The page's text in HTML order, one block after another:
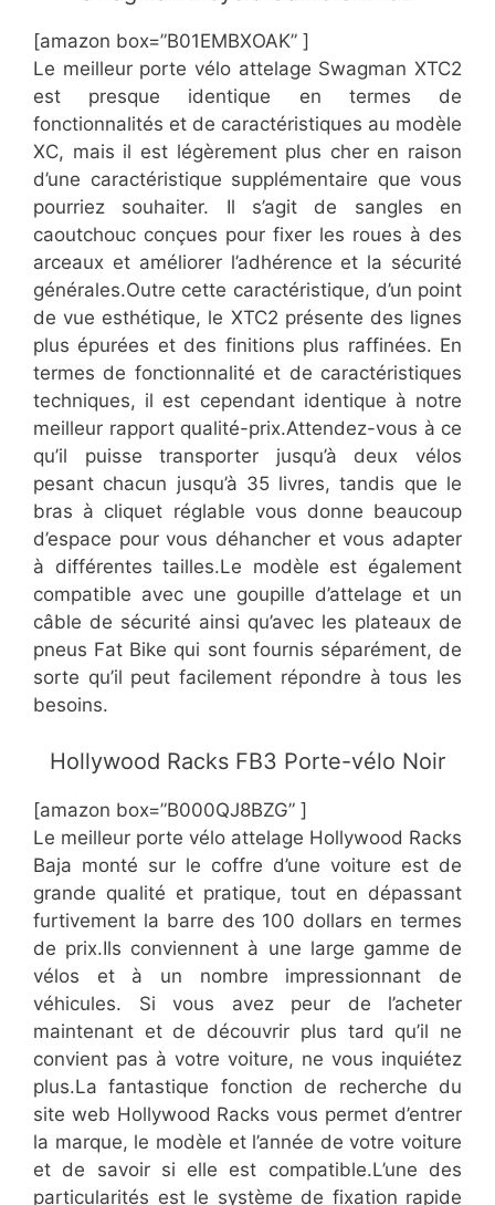
[amazon box=”​B01EMBXOAK” ]
​Le meilleur porte vélo attelage Swagman XTC2
est presque identique en termes de
fonctionnalités et de caractéristiques au modèle
XC, mais il est légèrement plus cher en raison
d’une caractéristique supplémentaire que vous
pourriez souhaiter. Il s’agit de sangles en
caoutchouc conçues pour fixer les roues à des
arceaux et améliorer l’adhérence et la sécurité
générales.Outre cette caractéristique, d’un point
de vue esthétique, le XTC2 présente des lignes
plus épurées et des finitions plus raffinées. En
termes de fonctionnalité et de caractéristiques
techniques, il est cependant identique à notre
meilleur rapport qualité-prix.Attendez-vous à ce
qu’il puisse transporter jusqu’à deux vélos
pesant chacun jusqu’à 35 livres, tandis que le
bras à cliquet réglable vous donne beaucoup
d’espace pour vous déhancher et vous adapter
à différentes tailles.Le modèle est également
compatible avec une goupille d’attelage et un
câble de sécurité ainsi qu’avec les plateaux de
pneus Fat Bike qui sont fournis séparément, de
sorte qu’il peut facilement répondre à tous les
besoins.
Hollywood Racks FB3 Porte-vélo Noir
[amazon box=”​B000QJ8BZG” ]
​Le meilleur porte vélo attelage Hollywood Racks
Baja monté sur le coffre d’une voiture est de
grande qualité et pratique, tout en dépassant
furtivement la barre des 100 dollars en termes
de prix.Ils conviennent à une large gamme de
vélos et à un nombre impressionnant de
véhicules. Si vous avez peur de l’acheter
maintenant et de découvrir plus tard qu’il ne
convient pas à votre voiture, ne vous inquiétez
plus.La fantastique fonction de recherche du
site web Hollywood Racks vous permet d’entrer
la marque, le modèle et l’année de votre voiture
et de savoir si elle est compatible.L’une des
particularités est le système de fixation rapide